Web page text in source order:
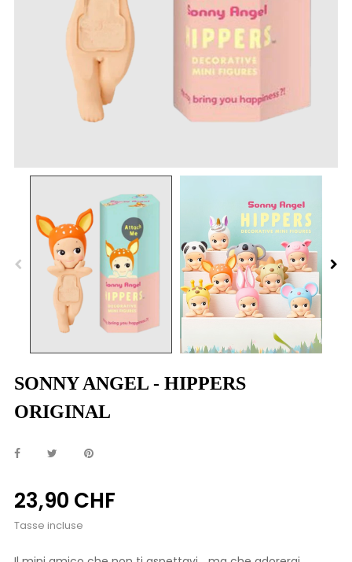
SONNY ANGEL - HIPPERS
ORIGINAL
23,90 CHF
Tasse incluse